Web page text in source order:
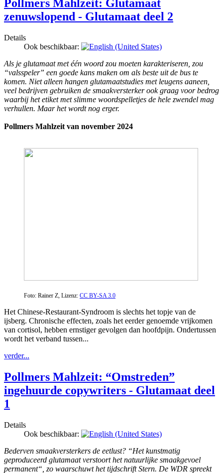
Pollmers Mahlzeit: Glutamaat
zenuwslopend - Glutamaat deel 2
Details
Ook beschikbaar:
Als je glutamaat met één woord zou moeten karakteriseren, zou
“valsspeler” een goede kans maken om als beste uit de bus te
komen. Niet alleen hangen glutamaatstudies met leugens aaneen,
veel bedrijven gebruiken de smaakversterker ook graag voor bedrog
waarbij het etiket met slimme woordspelletjes de hele zwendel mag
verhullen. Maar het wordt nog erger.
Pollmers Mahlzeit van november 2024
Foto: Rainer Z, Lizenz: CC BY-SA 3.0
Het Chinese-Restaurant-Syndroom is slechts het topje van de
ijsberg. Chronische effecten, zoals het eerder genoemde vrijkomen
van cortisol, hebben ernstiger gevolgen dan hoofdpijn. Ondertussen
wordt het verband tussen...
verder...
Pollmers Mahlzeit: “Omstreden”
ingehuurde copywriters - Glutamaat deel
1
Details
Ook beschikbaar:
Bederven smaakversterkers de eetlust? “Het kunstmatig
geproduceerd glutamaat verstoort het natuurlijke smaakgevoel
permanent“, zo waarschuwt het tijdschrift Stern. De WDR spreekt